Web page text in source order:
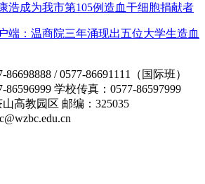
浩成为我市第105例造血干细胞捐献者
端：温商院三年涌现出五位大学生造血
/ 0577-86691111（国际班）
86596999 学校传真：0577-86597999
高教园区 邮编：325035